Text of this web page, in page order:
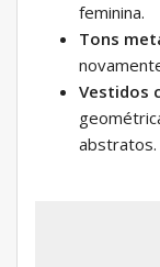
feminina.
Tons
Vestidos
abstratos.